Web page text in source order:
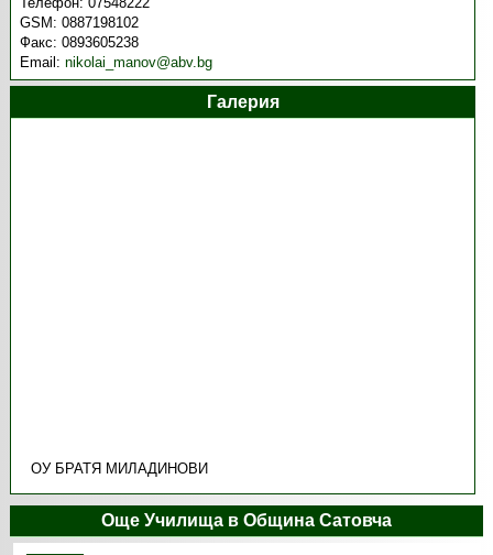
GSM:0887198102
Факс:0893605238
Email:nikolai_manov@abv.bg
Галерия
ОУ БРАТЯ МИЛАДИНОВИ
Още Училища в Община Сатовча